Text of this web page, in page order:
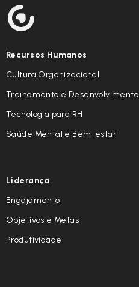
Recursos Humanos
Cultura Organizacional
Treinamento e Desenvolvimento
Tecnologia para RH
Saúde Mental e Bem-estar
Liderança
Engajamento
Objetivos e Metas
Produtividade